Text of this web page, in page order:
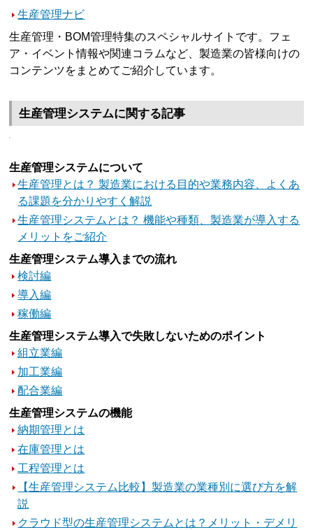
生産管理ナビ
生産管理・BOM管理特集のスペシャルサイトです。フェ
ア・イベント情報や関連コラムなど、製造業の皆様向けの
コンテンツをまとめてご紹介しています。
生産管理システムに関する記事
生産管理システムについて
生産管理とは？ 製造業における目的や業務内容、よくあ
る課題を分かりやすく解説
生産管理システムとは？ 機能や種類、製造業が導入する
メリットをご紹介
生産管理システム導入までの流れ
検討編
導入編
稼働編
生産管理システム導入で失敗しないためのポイント
組立業編
加工業編
配合業編
生産管理システムの機能
納期管理とは
在庫管理とは
工程管理とは
【生産管理システム比較】製造業の業種別に選び方を解
説
クラウド型の生産管理システムとは？メリット・デメリ